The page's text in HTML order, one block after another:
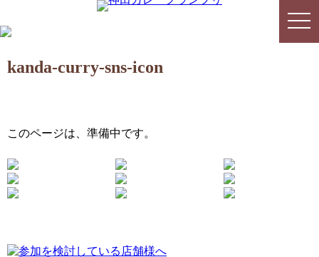
kanda-curry-sns-icon
このページは、準備中です。